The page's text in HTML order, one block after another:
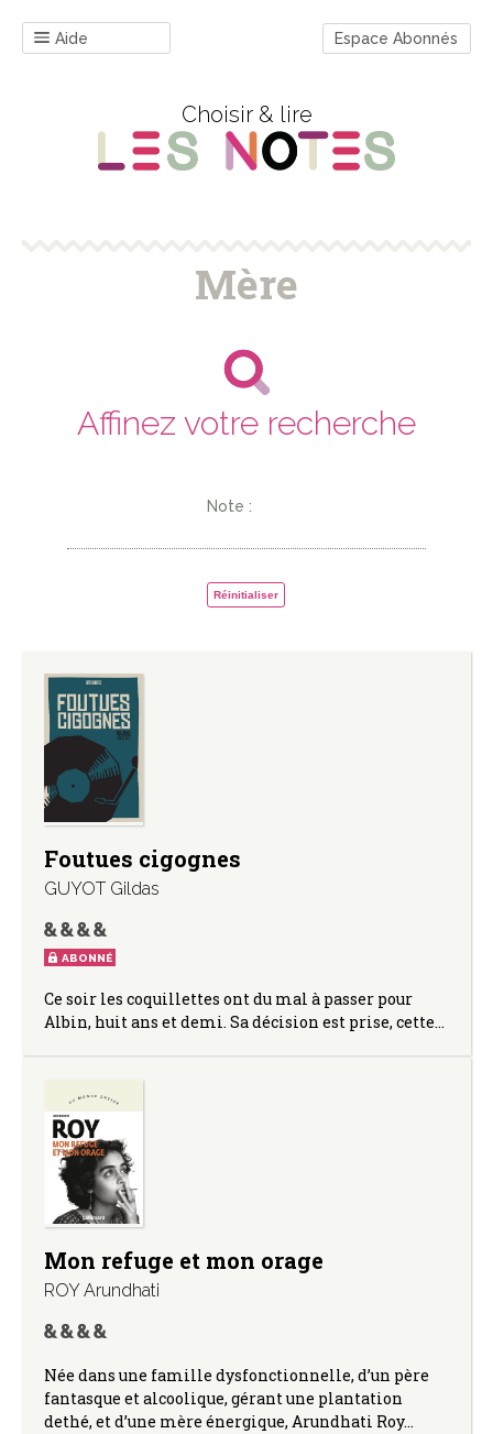
Aide Espace Abonnés
Choisir & lire
Mère
Affinez votre recherche
Note :
Réinitialiser
Foutues cigognes
GUYOT Gildas
ABONNÉ
Ce soir les coquillettes ont du mal à passer pour
Albin, huit ans et demi. Sa décision est prise, cette…
Mon refuge et mon orage
ROY Arundhati
Née dans une famille dysfonctionnelle, d’un père
fantasque et alcoolique, gérant une plantation
dethé, et d’une mère énergique, Arundhati Roy…